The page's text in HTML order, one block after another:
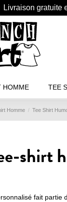
Livraison gratuite
HOMME TEE
Homme Tee Shirt
shirt
fait partie